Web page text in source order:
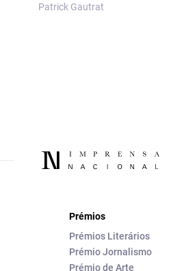
Patrick Gautrat
Prémios
Prémios Literários
Prémio Jornalismo
Prémio de Arte